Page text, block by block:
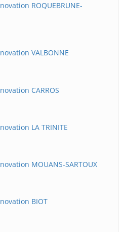
ROQUEBRUNE-
VALBONNE
CARROS
LA TRINITE
MOUANS-SARTOUX
BIOT